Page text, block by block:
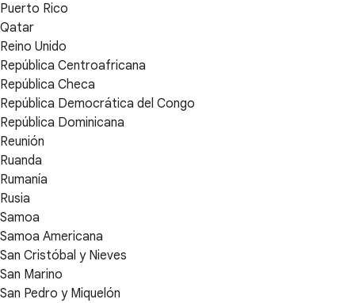
Puerto Rico
Qatar
Reino Unido
República Centroafricana
República Checa
República Democrática del Congo
República Dominicana
Reunión
Ruanda
Rumanía
Rusia
Samoa
Samoa Americana
San Cristóbal y Nieves
San Marino
San Pedro y Miquelón